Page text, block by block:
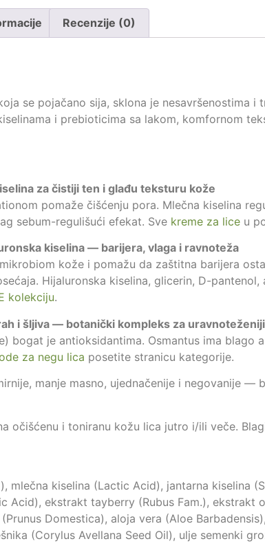
Recenzije (0)
se pojačano sija, sklona je nesavršenostima
i prebioticima sa lakom, komfornom
za čistiji ten i glađu teksturu kože
pomaže čišćenju pora. Mlečna kiselina
sebum-regulišući efekat. Sve kreme za lice u
kiselina — barijera, vlaga i ravnoteža
kože i pomažu da zaštitna barijera
Hijaluronska kiselina, glicerin, D-
kolekciju.
i šljiva — botanički kompleks za
bogat je antioksidantima. Osmantus ima
za negu lica posetite stranicu kategorije.
manje masno, ujednačenije i negovanije —
očišćenu i toniranu kožu lica jutro i/ili veče.
mlečna kiselina (Lactic Acid), jantarna kiselina
Acid), ekstrakt tayberry (Rubus Fam.), ekstrakt
Domestica), aloja vera (Aloe
(Corylus Avellana Seed Oil), ulje semenki